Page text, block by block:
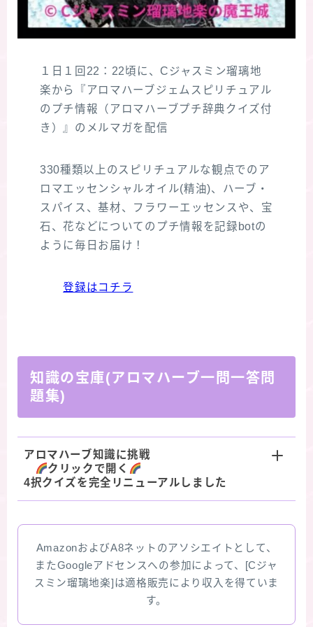
１日１回22：22頃に、Cジャスミン瑠璃地
楽から『アロマハーブジェムスピリチュアル
のプチ情報（アロマハーブプチ辞典クイズ付
き）』のメルマガを配信
330種類以上のスピリチュアルな観点でのア
ロマエッセンシャルオイル(精油)、ハーブ・
スパイス、基材、フラワーエッセンスや、宝
石、花などについてのプチ情報を記録botの
ように毎日お届け！
登録はコチラ
知識の宝庫(アロマハーブ一問一答問
題集)
アロマハーブ知識に挑戦
クリックで開く
4択クイズを完全リニューアルしました
AmazonおよびA8ネットのアソシエイトとして、
またGoogleアドセンスへの参加によって、[Cジャ
スミン瑠璃地楽]は適格販売により収入を得ていま
す。